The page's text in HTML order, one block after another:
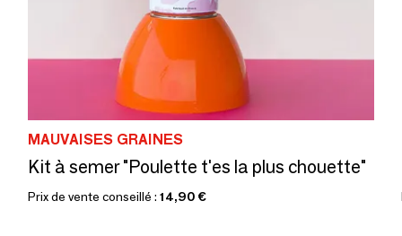
MAUVAISES GRAINES
Kit à semer "Poulette t'es la plus chouette"
Prix de vente conseillé : 14,90 €